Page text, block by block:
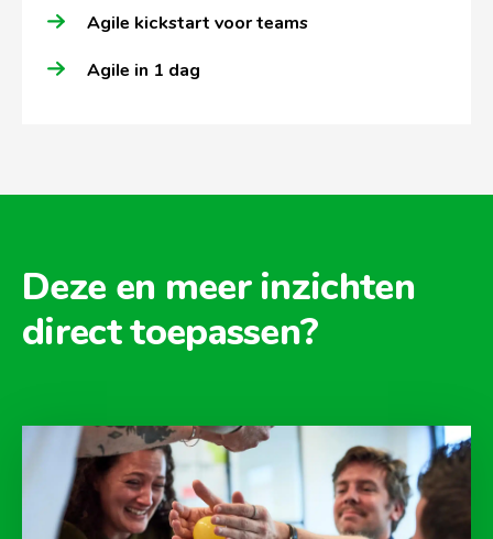
Agile kickstart voor teams
Agile in 1 dag
Deze en meer inzichten
direct toepassen?